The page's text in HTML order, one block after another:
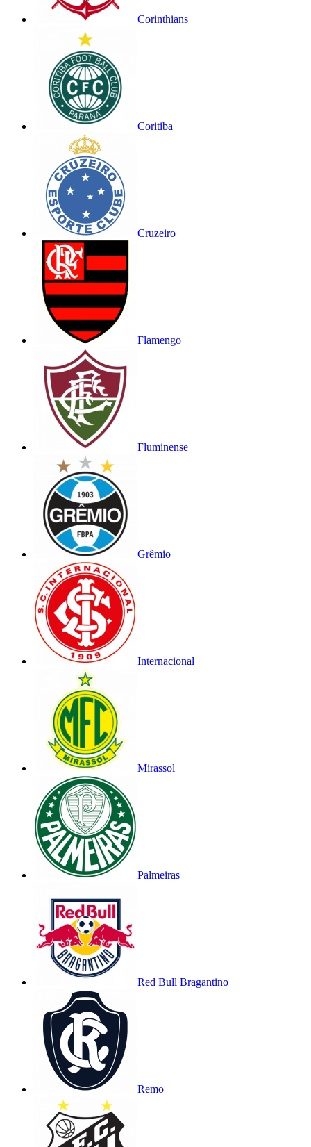
Corinthians
Coritiba
Cruzeiro
Flamengo
Fluminense
Grêmio
Internacional
Mirassol
Palmeiras
Red Bull Bragantino
Remo